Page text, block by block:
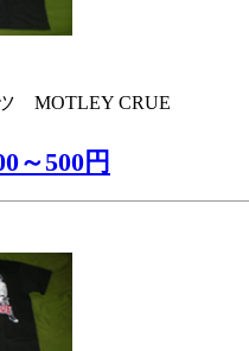
MOTLEY CRUE